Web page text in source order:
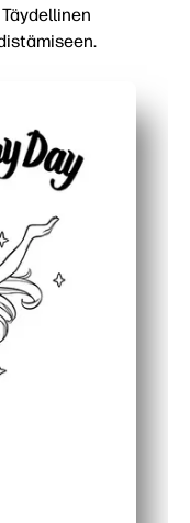
- lapset jakavat
rauhoittuu - väritys
luokassa,